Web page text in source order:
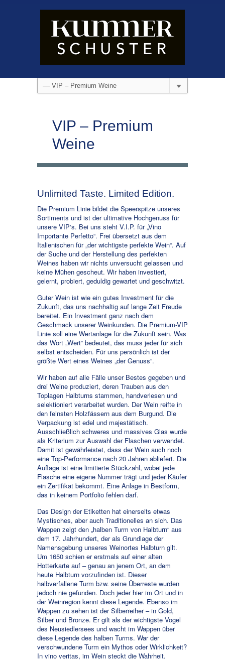
VIP – Premium
Weine
Unlimited Taste. Limited Edition.
Die Premium Linie bildet die Speerspitze unseres
Sortiments und ist der ultimative Hochgenuss für
unsere VIP‘s. Bei uns steht V.I.P. für „Vino
Importante Perfetto“. Frei übersetzt aus dem
Italienischen für „der wichtigste perfekte Wein“. Auf
der Suche und der Herstellung des perfekten
Weines haben wir nichts unversucht gelassen und
keine Mühen gescheut. Wir haben investiert,
gelernt, probiert, geduldig gewartet und geschwitzt.
Guter Wein ist wie ein gutes Investment für die
Zukunft, das uns nachhaltig auf lange Zeit Freude
bereitet. Ein Investment ganz nach dem
Geschmack unserer Weinkunden. Die Premium-VIP
Linie soll eine Wertanlage für die Zukunft sein. Was
das Wort „Wert“ bedeutet, das muss jeder für sich
selbst entscheiden. Für uns persönlich ist der
größte Wert eines Weines „der Genuss“.
Wir haben auf alle Fälle unser Bestes gegeben und
drei Weine produziert, deren Trauben aus den
Toplagen Halbturns stammen, handverlesen und
selektioniert verarbeitet wurden. Der Wein reifte in
den feinsten Holzfässern aus dem Burgund. Die
Verpackung ist edel und majestätisch.
Ausschließlich schweres und massives Glas wurde
als Kriterium zur Auswahl der Flaschen verwendet.
Damit ist gewährleistet, dass der Wein auch noch
eine Top-Performance nach 20 Jahren abliefert. Die
Auflage ist eine limitierte Stückzahl, wobei jede
Flasche eine eigene Nummer trägt und jeder Käufer
ein Zertifikat bekommt. Eine Anlage in Bestform,
das in keinem Portfolio fehlen darf.
Das Design der Etiketten hat einerseits etwas
Mystisches, aber auch Traditionelles an sich. Das
Wappen zeigt den „halben Turm von Halbturn“ aus
dem 17. Jahrhundert, der als Grundlage der
Namensgebung unseres Weinortes Halbturn gilt.
Um 1650 schien er erstmals auf einer alten
Hotterkarte auf – genau an jenem Ort, an dem
heute Halbturn vorzufinden ist. Dieser
halbverfallene Turm bzw. seine Überreste wurden
jedoch nie gefunden. Doch jeder hier im Ort und in
der Weinregion kennt diese Legende. Ebenso im
Wappen zu sehen ist der Silberreiher – in Gold,
Silber und Bronze. Er gilt als der wichtigste Vogel
des Neusiedlersees und wacht im Wappen über
diese Legende des halben Turms. War der
verschwundene Turm ein Mythos oder Wirklichkeit?
In vino veritas, im Wein steckt die Wahrheit.